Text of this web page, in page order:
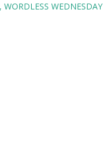
WORDLESS WEDNESDAY